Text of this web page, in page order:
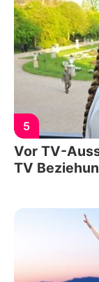
5
Vor TV-
TV